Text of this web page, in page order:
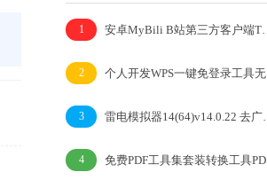
1 安卓MyBili B站第三方客户端TV版v1.6.9
2 个人开发WPS一键免登录工具无需登录账号
3 雷电模拟器14(64)v14.0.22 去广告绿色纯净版
4 免费PDF工具集套装转换工具PDFgear v2.1.18